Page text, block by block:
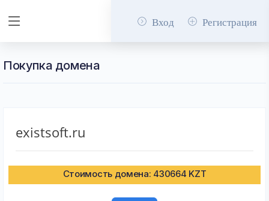
Вход Регистрация
Покупка домена
existsoft.ru
Стоимость домена: 430664 KZT